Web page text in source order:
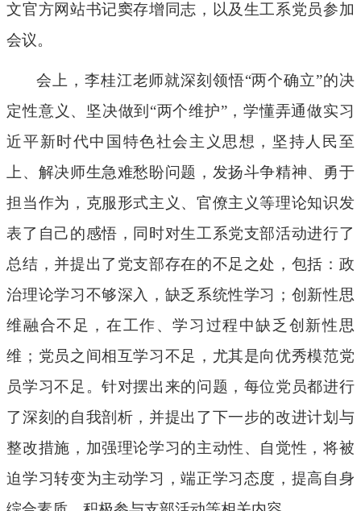
文官方网站书记窦存增 同志 ，以及生工系党员参加
会议。
会上，李桂江老师就深刻领悟“两个确立”的决
定性意义、坚决做到“两个维护”，学懂弄通做实习
近平新时代中国特色社会主义思想，坚持人民至
上、解决师生急难愁盼问题，发扬斗争精神、勇于
担当作为，克服形式主义、官僚主义等理论知识发
表了自己的感悟，同时对生工系党支部活动进行了
总结， 并提出了党支部存在的不足之处，包括：政
治理论学习不够深入，缺乏系统性学习；创新性思
维融合不足，在工作、学习过程中缺乏创新性思
维；党员之间相互学习不足，尤其是向优秀模范党
员学习不足。针对摆出来的问题，每位党员都进行
了深刻的自我剖析， 并提出了下一步的改进计划与
整改措施，加强理论学习的主动性、自觉性 ， 将被
迫学习转变为主动学习，端正学习态度， 提高自身